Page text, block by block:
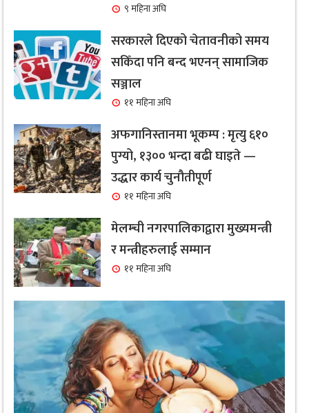
९ महिना अघि
सरकारले दिएको चेतावनीको समय
सकिँदा पनि बन्द भएनन् सामाजिक
सञ्जाल
११ महिना अघि
अफगानिस्तानमा भूकम्प : मृत्यु ६१०
पुग्यो, १३०० भन्दा बढी घाइते —
उद्धार कार्य चुनौतीपूर्ण
११ महिना अघि
मेलम्ची नगरपालिकाद्वारा मुख्यमन्त्री
र मन्त्रीहरुलाई सम्मान
११ महिना अघि